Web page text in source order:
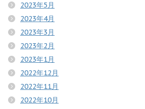
2023年5月
2023年4月
2023年3月
2023年2月
2023年1月
2022年12月
2022年11月
2022年10月